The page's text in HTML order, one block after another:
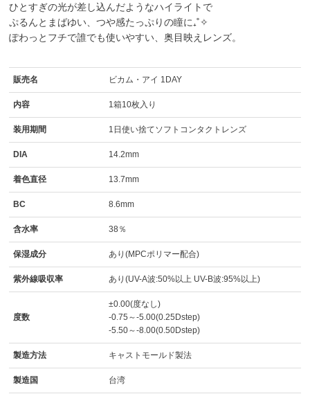
ひとすぎの光が差し込んだようなハイライトで
ぷるんとまばゆい、つや感たっぷりの瞳に₊˚✧
ぽわっとフチで誰でも使いやすい、奥目映えレンズ。
販売名 ビカム・アイ 1DAY
内容 1箱10枚入り
装用期間 1日使い捨てソフトコンタクトレンズ
DIA 14.2mm
着色直径 13.7mm
BC 8.6mm
含水率 38％
保湿成分 あり(MPCポリマー配合)
紫外線吸収率 あり(UV-A波:50%以上 UV-B波:95%以上)
度数
±0.00(度なし)
-0.75～-5.00(0.25Dstep)
-5.50～-8.00(0.50Dstep)
製造方法 キャストモールド製法
製造国 台湾